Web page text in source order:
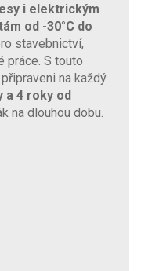
i elektrickým
od -30°C do
stavebnictví,
práce. S touto
na každý
a 4 roky od
na dlouhou dobu.